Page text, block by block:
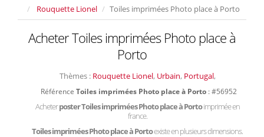
Rouquette Lionel
Toiles imprimées Photo place à Porto
Acheter Toiles imprimées Photo place à
Porto
Thèmes : Rouquette Lionel, Urbain, Portugal,
Référence Toiles imprimées Photo place à Porto : #56952
Acheterposter Toiles imprimées Photo place à Portoimprimée en
france.
Toiles imprimées Photo place à Portoexiste en plusieurs dimensions.